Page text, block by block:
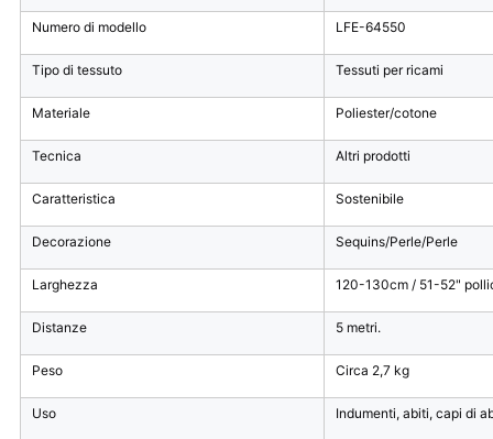
Numero di modello LFE-64550
Tipo di tessuto Tessuti per ricami
Materiale Poliester/cotone
Tecnica Altri prodotti
Caratteristica Sostenibile
Decorazione Sequins/Perle/Perle
Larghezza 120-130cm / 51-52"
Distanze 5 metri.
Peso Circa 2,7 kg
Uso Indumenti, abiti, capi di